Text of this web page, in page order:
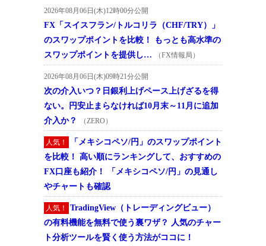
2026年08月06日(木)12時00分公開
FX「スイスフラン/トルコリラ（CHF/TRY）」
のスワップポイントを比較！ もっとも高水準の
スワップポイントを提供し…
（FX情報局）
2026年08月06日(木)09時21分公開
次の介入いつ？日銀利上げペース上げざるを得
ない。円安止まらなければ10月末～11月に追加
介入か？
（ZERO）
人気！
「メキシコペソ/円」のスワップポイント
を比較！ 高い順にランキングして、おすすめの
FX口座も紹介！ 「メキシコペソ/円」の見通し
やチャートも確認
人気！
TradingView（トレーディングビュー）
の有料機能を無料で使う裏ワザ？ 人気のチャー
ト分析ツールを賢く使う方法がココに！